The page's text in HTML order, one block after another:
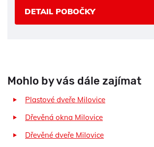
DETAIL POBOČKY
Mohlo by vás dále zajímat
Plastové dveře Milovice
Dřevěná okna Milovice
Dřevěné dveře Milovice